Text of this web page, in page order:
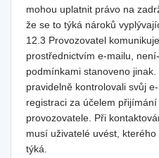
mohou uplatnit právo na
že se to týká nároků
12.3 Provozovatel
prostřednictvím e-mailu,
podmínkami stanoveno
pravidelně kontrolovali svůj
registraci za účelem
provozovatele. Při
musí uživatelé uvést,
týká.